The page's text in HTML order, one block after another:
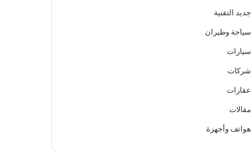
جديد التقنية
سياحة وطيران
سيارات
شركات
عقارات
مقالات
هواتف وأجهزة